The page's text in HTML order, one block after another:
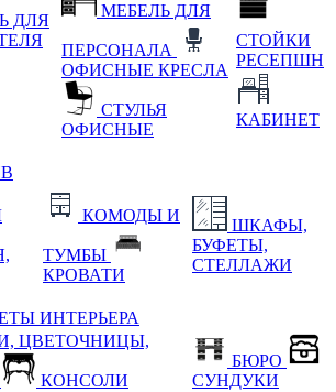
ДЛЯ
МЕБЕЛЬ ДЛЯ
ПЕРСОНАЛА
ОФИСНЫЕ КРЕСЛА
СТУЛЬЯ
ОФИСНЫЕ
СТОЙКИ
РЕСЕПШН
КАБИНЕТ
КОМОДЫ И
ТУМБЫ
КРОВАТИ
ШКАФЫ,
БУФЕТЫ,
СТЕЛЛАЖИ
ИНТЕРЬЕРА
ЦВЕТОЧНИЦЫ,
КОНСОЛИ
БЮРО
СУНДУКИ